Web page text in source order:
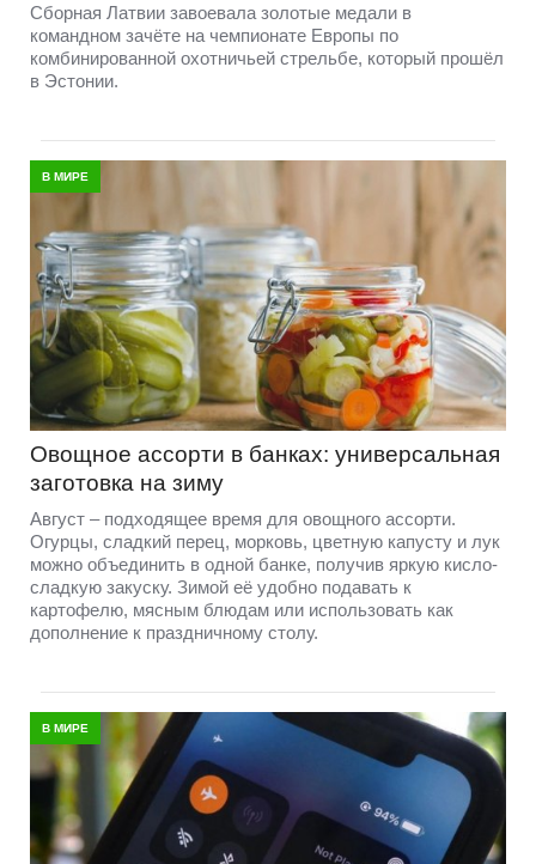
Сборная Латвии завоевала золотые медали в
командном зачёте на чемпионате Европы по
комбинированной охотничьей стрельбе, который прошёл
в Эстонии.
В МИРЕ
Овощное ассорти в банках: универсальная
заготовка на зиму
Август – подходящее время для овощного ассорти.
Огурцы, сладкий перец, морковь, цветную капусту и лук
можно объединить в одной банке, получив яркую кисло-
сладкую закуску. Зимой её удобно подавать к
картофелю, мясным блюдам или использовать как
дополнение к праздничному столу.
В МИРЕ